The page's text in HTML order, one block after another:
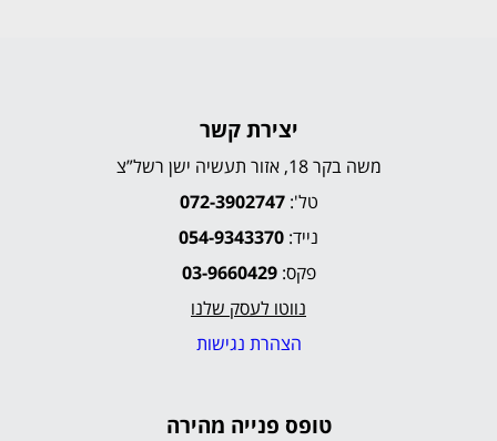
יצירת קשר
משה בקר 18, אזור תעשיה ישן רשל”צ
טל':072-3902747
נייד: 054-9343370
פקס:03-9660429
נווטו לעסק שלנו
הצהרת נגישות
טופס פנייה מהירה